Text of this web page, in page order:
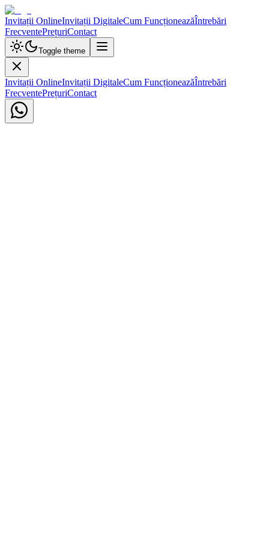
Invitații OnlineInvitații DigitaleCum FuncționeazăÎntrebări
FrecventePrețuriContact
Toggle theme
Invitații OnlineInvitații DigitaleCum FuncționeazăÎntrebări
FrecventePrețuriContact